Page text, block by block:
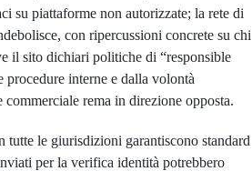
su piattaforme non autorizzate; la rete di
con ripercussioni concrete su chi
il sito dichiari politiche di “responsible
interne e dalla volontà
rema in direzione opposta.
tutte le giurisdizioni garantiscono standard
per la verifica identità potrebbero